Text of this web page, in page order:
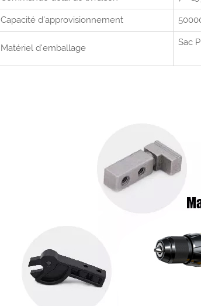
Capacité d'approvisionnement
Matériel d'emballage
Sac